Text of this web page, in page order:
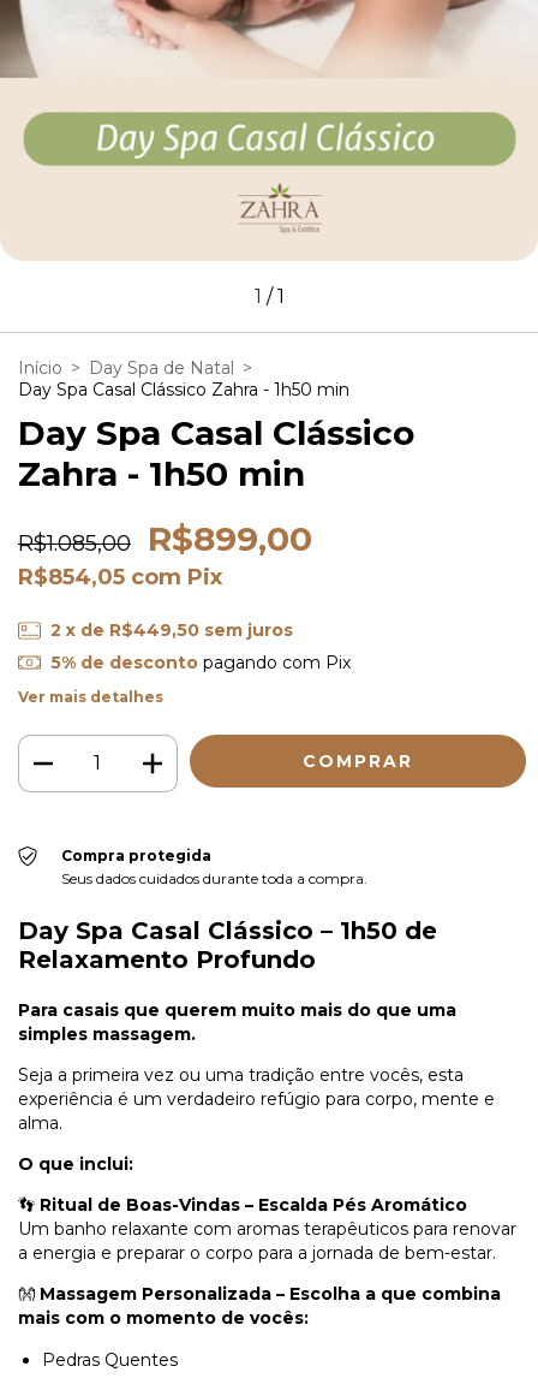
1 /1
Início > Day Spa de Natal >
Day Spa Casal Clássico Zahra - 1h50 min
Day Spa Casal Clássico
Zahra - 1h50 min
R$1.085,00 R$899,00
R$854,05 com Pix
2 x de R$449,50 sem juros
5% de descontopagando com Pix
Ver mais detalhes
Compra protegida
Seus dados cuidados durante toda a compra.
Day Spa Casal Clássico – 1h50 de
Relaxamento Profundo
Para casais que querem muito mais do que uma
simples massagem.
Seja a primeira vez ou uma tradição entre vocês, esta
experiência é um verdadeiro refúgio para corpo, mente e
alma.
O que inclui:
👣 Ritual de Boas-Vindas – Escalda Pés Aromático
Um banho relaxante com aromas terapêuticos para renovar
a energia e preparar o corpo para a jornada de bem-estar.
👐 Massagem Personalizada – Escolha a que combina
mais com o momento de vocês:
Pedras Quentes